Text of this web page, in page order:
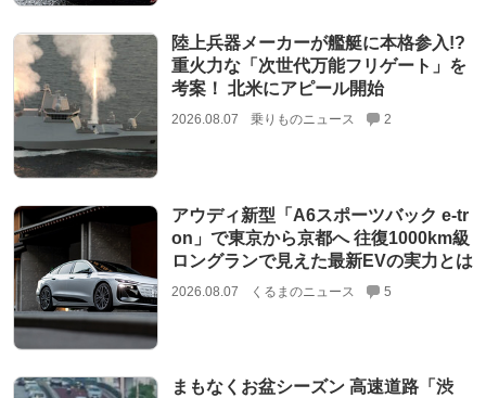
陸上兵器メーカーが艦艇に本格参入!?
重火力な「次世代万能フリゲート」を
考案！ 北米にアピール開始
2026.08.07 乗りものニュース 2
アウディ新型「A6スポーツバック e-tr
on」で東京から京都へ 往復1000km級
ロングランで見えた最新EVの実力とは
2026.08.07 くるまのニュース 5
まもなくお盆シーズン 高速道路「渋